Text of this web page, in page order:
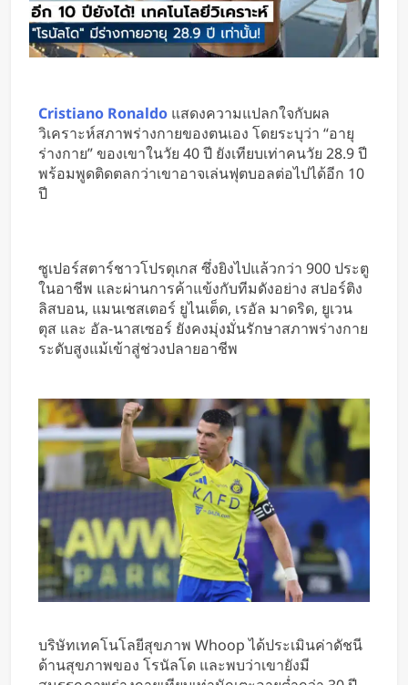
K-18M โดรนรบฝีมือคนไทย ทดสอบ
บินสำเร็จครั้งแรก
แพลตฟอร์มคาร์พูลระหว่างเมือง ช่วย
หารค่าน้ำมันและค่าทางด่วน
Cristiano Ronaldo แสดงความแปลกใจกับผล
วิเคราะห์สภาพร่างกายของตนเอง โดยระบุว่า “อายุ
ร่างกาย” ของเขาในวัย 40 ปี ยังเทียบเท่าคนวัย 28.9 ปี
พร้อมพูดติดตลกว่าเขาอาจเล่นฟุตบอลต่อไปได้อีก 10
ปี
ซูเปอร์สตาร์ชาวโปรตุเกส ซึ่งยิงไปแล้วกว่า 900 ประตู
ในอาชีพ และผ่านการค้าแข้งกับทีมดังอย่าง สปอร์ติง
ลิสบอน, แมนเชสเตอร์ ยูไนเต็ด, เรอัล มาดริด, ยูเวน
ตุส และ อัล-นาสเซอร์ ยังคงมุ่งมั่นรักษาสภาพร่างกาย
ระดับสูงแม้เข้าสู่ช่วงปลายอาชีพ
บริษัทเทคโนโลยีสุขภาพ Whoop ได้ประเมินค่าดัชนี
ด้านสุขภาพของ โรนัลโด และพบว่าเขายังมี